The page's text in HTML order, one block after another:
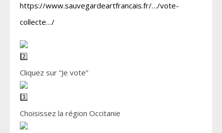
https://www.sauvegardeartfrancais.fr/…/vote-
collecte…/
Cliquez sur “Je vote”
Choisissez la région Occitanie